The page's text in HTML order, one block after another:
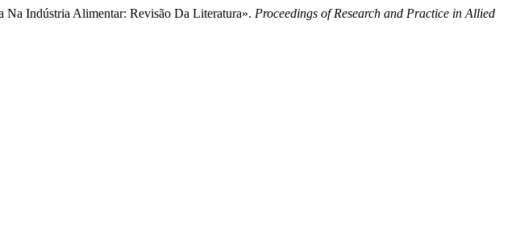
Indústria Alimentar: Revisão Da Literatura». Proceedings of Research and Practice in Allied